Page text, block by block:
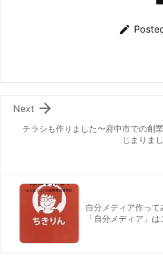

チラシも作りました〜府中市での創
じまりまし

Next
自分メディア作っ
「自分メディア」は